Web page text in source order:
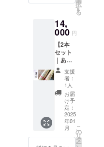
本で
す。
・他の
人と持
ち物で
差をつ
けたい
方、少
年指導
関係の
方、
ユーモ
アを大
切にさ
れてい
る方に
オスス
な竹刀
です。
品の竹
刀を少
しでも
お得に
手に入
れるこ
とがで
きた
ら…」
という
思いか
ら作っ
た竹刀
繋がり
ます。
※消費
税、送
料等を
含む金
額で
す。 ・
あやめ
Ｔのレ
ギュ
ラー竹
刀！基
本稽古
ではも
ちろん
択
す
る
14,
000 円
【2本
セット
｜あや
めＴ竹
刀39】
・あな
たの剣
道に笑
顔を。
剣道は
もっと
楽しめ
る。 ・
支援
者：
1人
お届
け予
定：
2025
年01
月
こ
の
リ
タ
ー